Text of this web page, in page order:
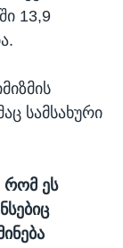
13,9
სამსახური
რომ ეს